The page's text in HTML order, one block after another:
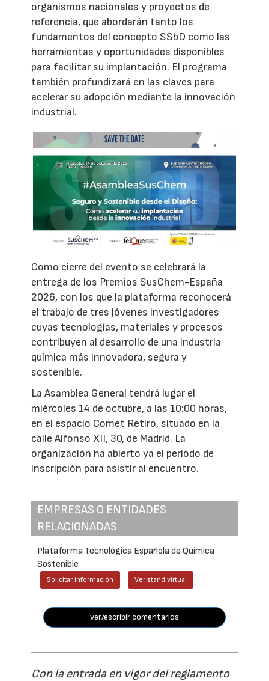
organismos nacionales y proyectos de
referencia, que abordarán tanto los
fundamentos del concepto SSbD como las
herramientas y oportunidades disponibles
para facilitar su implantación. El programa
también profundizará en las claves para
acelerar su adopción mediante la innovación
industrial.
Como cierre del evento se celebrará la
entrega de los Premios SusChem-España
2026, con los que la plataforma reconocerá
el trabajo de tres jóvenes investigadores
cuyas tecnologías, materiales y procesos
contribuyen al desarrollo de una industria
química más innovadora, segura y
sostenible.
La Asamblea General tendrá lugar el
miércoles 14 de octubre, a las 10:00 horas,
en el espacio Comet Retiro, situado en la
calle Alfonso XII, 30, de Madrid. La
organización ha abierto ya el periodo de
inscripción para asistir al encuentro.
EMPRESAS O ENTIDADES
RELACIONADAS
Plataforma Tecnológica Española de Química
Sostenible
Solicitar información Ver stand virtual
ver/escribir comentarios
Con la entrada en vigor del reglamento